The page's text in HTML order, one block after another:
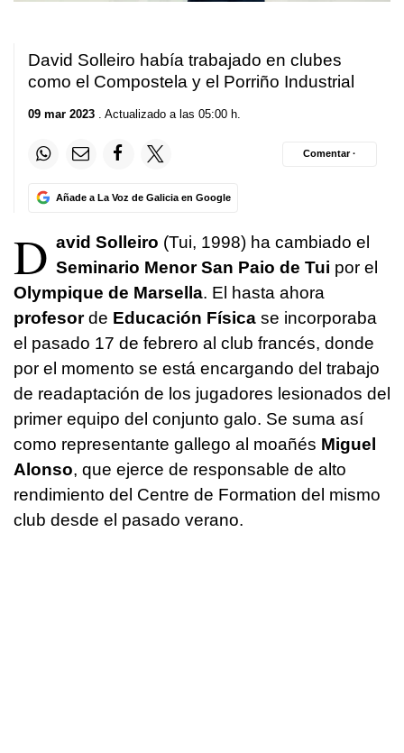
David Solleiro había trabajado en clubes
como el Compostela y el Porriño Industrial
09 mar 2023 . Actualizado a las 05:00 h.
Añade a La Voz de Galicia en Google
Comentar ·
D avid Solleiro (Tui, 1998) ha cambiado el
Seminario Menor San Paio de Tui por el
Olympique de Marsella. El hasta ahora
profesorde Educación Física se incorporaba
el pasado 17 de febrero al club francés, donde
por el momento se está encargando del trabajo
de readaptación de los jugadores lesionados del
primer equipo del conjunto galo. Se suma así
como representante gallego al moañés Miguel
Alonso, que ejerce de responsable de alto
rendimiento del Centre de Formation del mismo
club desde el pasado verano.